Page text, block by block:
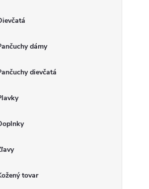
dámy
dievčatá
tovar